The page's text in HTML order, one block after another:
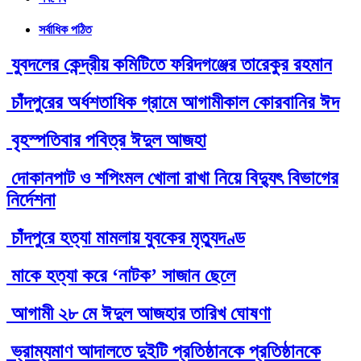
সর্বাধিক পঠিত
যুবদলের কেন্দ্রীয় কমিটিতে ফরিদগঞ্জের তারেকুর রহমান
চাঁদপুরের অর্ধশতাধিক গ্রামে আগামীকাল কোরবানির ঈদ
বৃহস্পতিবার পবিত্র ঈদুল আজহা
দোকানপাট ও শপিংমল খোলা রাখা নিয়ে বিদ্যুৎ বিভাগের
নির্দেশনা
চাঁদপুরে হত্যা মামলায় যুবকের মৃত্যুদণ্ড
মাকে হত্যা করে ‘নাটক’ সাজান ছেলে
আগামী ২৮ মে ঈদুল আজহার তারিখ ঘোষণা
ভ্রাম্যমাণ আদালতে দুইটি প্রতিষ্ঠানকে প্রতিষ্ঠানকে